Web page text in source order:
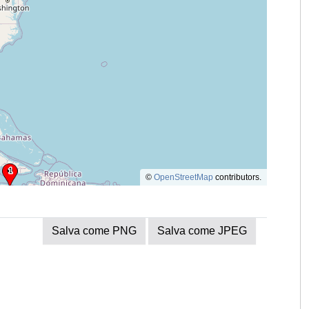
© OpenStreetMap contributors.
Salva come PNG Salva come JPEG